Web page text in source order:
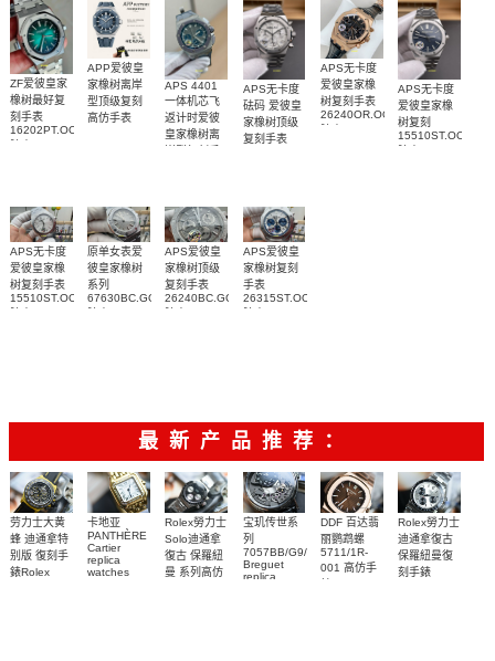
ZF爱彼皇家
橡树最好复
刻手表
16202PT.OO.1240PT.01
APP爱彼皇
家橡树离岸
型顶级复刻
高仿手表
15605SK.OO.A350CA.01
APS 4401
一体机芯飞
返计时爱彼
皇家橡树离
APS无卡度
砝码 爱彼皇
家橡树顶级
复刻手表
APS无卡度
爱彼皇家橡
树复刻手表
26240OR.OO.D404CR.02
APS无卡度
爱彼皇家橡
树复刻
APS无卡度
爱彼皇家橡
树复刻手表
15510ST.OO.1320ST.08
原单女表爱
彼皇家橡树
系列
67630BC.GG.1312BC.01
APS爱彼皇
家橡树顶级
复刻手表
26240BC.GG.1324BC.01
APS爱彼皇
家橡树复刻
手表
26315ST.OO.1256ST.01
最新产品推荐：
劳力士大黄
蜂 迪通拿特
别版 復刻手
錶Rolex
卡地亚
PANTHÈRE
Cartier
replica
watches
Rolex勞力士
Solo迪通拿
復古 保羅紐
曼 系列高仿
宝玑传世系
列
7057BB/G9/9W6
Breguet
replica
DDF 百达翡
丽鹦鹉螺
5711/1R-
001 高仿手
Rolex勞力士
迪通拿復古
保羅紐曼復
刻手錶